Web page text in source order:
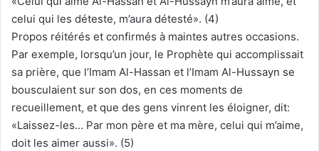
celui qui les déteste, m’aura détesté». (4)
Propos réitérés et confirmés à maintes autres occasions.
Par exemple, lorsqu’un jour, le Prophète qui accomplissait
sa prière, que l’Imam Al-Hassan et l’Imam Al-Hussayn se
bousculaient sur son dos, en ces moments de
recueillement, et que des gens vinrent les éloigner, dit:
«Laissez-les… Par mon père et ma mère, celui qui m’aime,
doit les aimer aussi». (5)